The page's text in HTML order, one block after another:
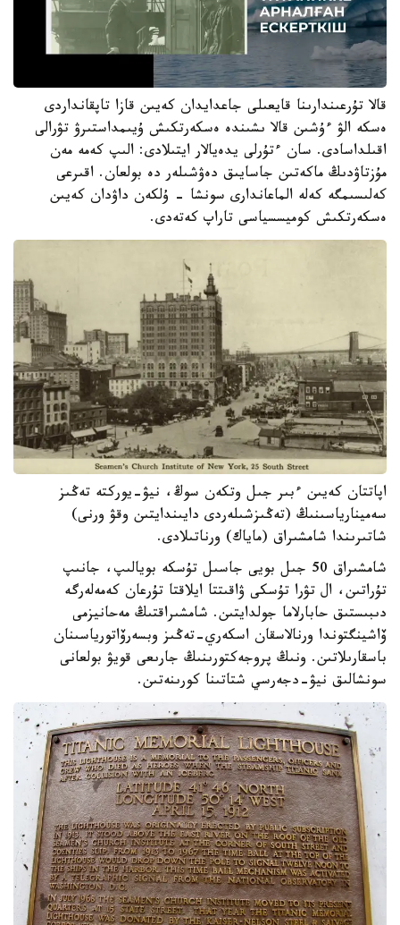
قالا تۇرعىندارىنا قايعىلى جاعدايدان كەيىن قازا تاپقانداردى
ەسكە الۋ ءۇشىن قالا ىشىندە ەسكەرتكىش ۇيىمداستىرۋ تۋرالى
اقىلداسادى. سان ءتۇرلى يدەيالار ايتىلادى: الىپ كەمە مەن
مۇزتاۋدىڭ ماكەتىن جاسايىق دەۋشىلەر دە بولعان. اقىرعى
كەلىسىمگە كەلە الماعاندارى سونشا - ۇلكەن داۋدان كەيىن
ەسكەرتكىش كوميسسياسى تاراپ كەتەدى.
اپاتتان كەيىن ءبىر جىل وتكەن سوڭ، نيۋ-يوركتە تەڭىز
سەمينارياسىنىڭ (تەڭىزشىلەردى دايىندايتىن وقۋ ورنى)
شاتىرىندا شامشىراق (ماياك) ورناتىلادى.
شامشىراق 50 جىل بويى جاسىل تۇسكە بويالىپ، جانىپ
تۇراتىن، ال تۋرا تۇسكى ۋاقىتتا ايلاقتا تۇرعان كەمەلەرگە
دىبىستىق حابارلاما جولدايتىن. شامشىراقتىڭ مەحانيزمى
ۆاشينگتوندا ورنالاسقان اسكەري-تەڭىز وبسەرۆاتورياسىنان
باسقارىلاتىن. ونىڭ پروجەكتورىنىڭ جارىعى قويۋ بولعانى
سونشالىق نيۋ-دجەرسي شتاتىنا كورىنەتىن.